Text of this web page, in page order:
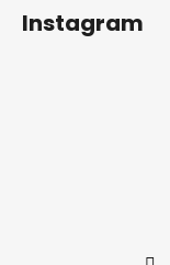
Instagram